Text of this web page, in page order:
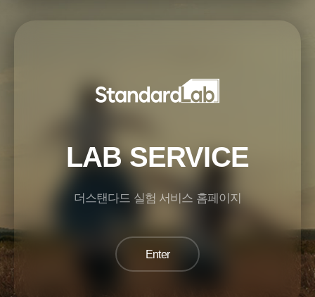
LAB SERVICE
더스탠다드 실험 서비스 홈페이지
Enter